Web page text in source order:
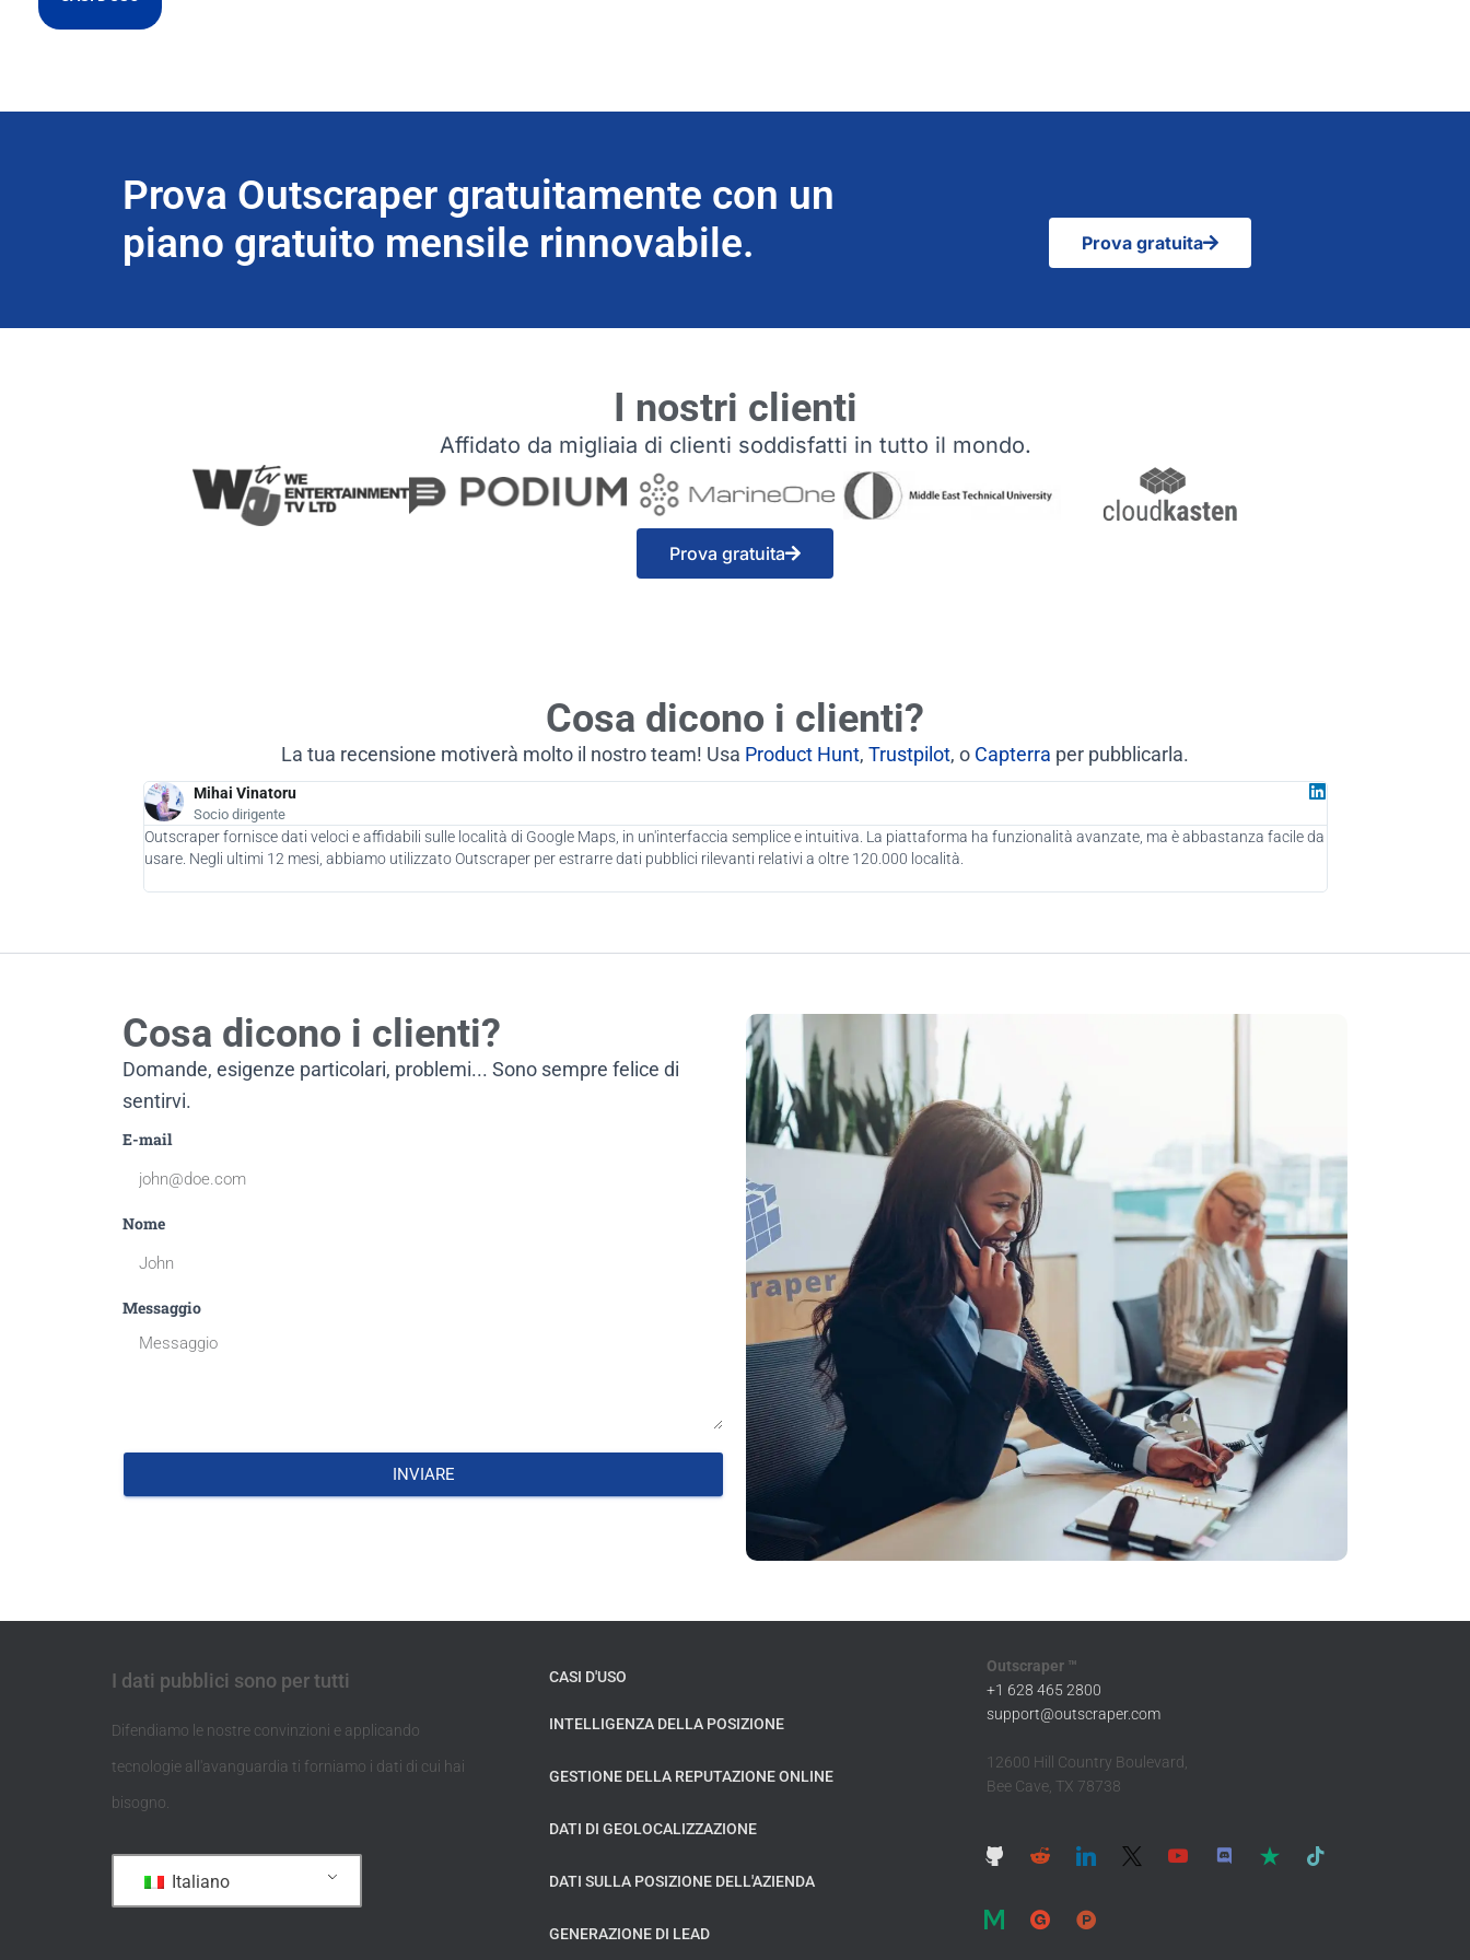
Prova Outscraper gratuitamente con un
piano gratuito mensile rinnovabile.
Prova gratuita
I nostri clienti
Affidato da migliaia di clienti soddisfatti in tutto il mondo.
Prova gratuita
Cosa dicono i clienti?
La tua recensione motiverà molto il nostro team! Usa Product Hunt, Trustpilot, o Capterra per pubblicarla.
Mihai Vinatoru
Socio dirigente
Outscraper fornisce dati veloci e affidabili sulle località di Google Maps, in un'interfaccia semplice e intuitiva. La piattaforma ha funzionalità avanzate, ma è abbastanza facile da
usare. Negli ultimi 12 mesi, abbiamo utilizzato Outscraper per estrarre dati pubblici rilevanti relativi a oltre 120.000 località.
Cosa dicono i clienti?
Domande, esigenze particolari, problemi... Sono sempre felice di
sentirvi.
E-mail
Nome
Messaggio
INVIARE
I dati pubblici sono per tutti
Difendiamo le nostre convinzioni e applicando
tecnologie all'avanguardia ti forniamo i dati di cui hai
bisogno.
Italiano
CASI D'USO
INTELLIGENZA DELLA POSIZIONE
GESTIONE DELLA REPUTAZIONE ONLINE
DATI DI GEOLOCALIZZAZIONE
DATI SULLA POSIZIONE DELL'AZIENDA
GENERAZIONE DI LEAD
Outscraper ™
+1 628 465 2800
support@outscraper.com
12600 Hill Country Boulevard,
Bee Cave, TX 78738